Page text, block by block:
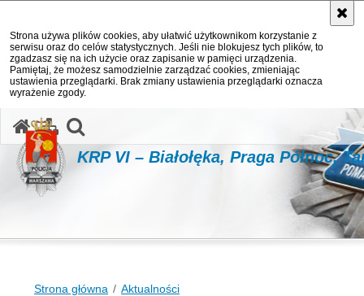
Strona używa plików cookies, aby ułatwić użytkownikom korzystanie z
serwisu oraz do celów statystycznych. Jeśli nie blokujesz tych plików, to
zgadzasz się na ich użycie oraz zapisanie w pamięci urządzenia.
Pamiętaj, że możesz samodzielnie zarządzać cookies, zmieniając
ustawienia przeglądarki. Brak zmiany ustawienia przeglądarki oznacza
wyrażenie zgody.
KRP VI – Białołęka, Praga Północ,
Strona główna Aktualności